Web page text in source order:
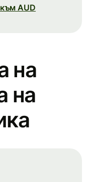
AUD
на
на